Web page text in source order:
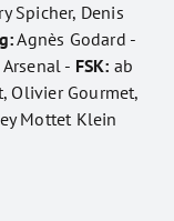
Spicher, Denis
Agnès Godard -
Arsenal - FSK: ab
Olivier Gourmet,
Mottet Klein